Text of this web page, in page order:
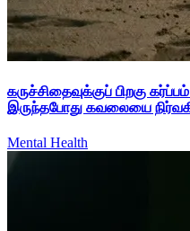
கருச்சிதைவுக்குப் பிறகு
இருந்தபோது கவலையை
Mental Health